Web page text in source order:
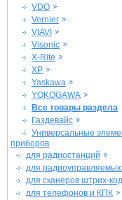
VDO
Vernier
VIAVI
Visonic
X-Rite
XP
Yaskawa
YOKOGAWA
Все товары раздела
Газдевайс
Универсальные
приборов
для радиостанций
для
для сканеров штрих-
для телефонов и КПК